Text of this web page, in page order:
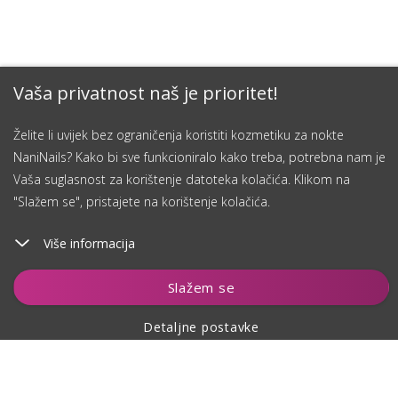
Vaša privatnost naš je prioritet!
Želite li uvijek bez ograničenja koristiti kozmetiku za nokte
NaniNails? Kako bi sve funkcioniralo kako treba, potrebna nam je
Vaša suglasnost za korištenje datoteka kolačića. Klikom na
"Slažem se", pristajete na korištenje kolačića.
Više informacija
Slažem se
Detaljne postavke
Dodaj u košaricu